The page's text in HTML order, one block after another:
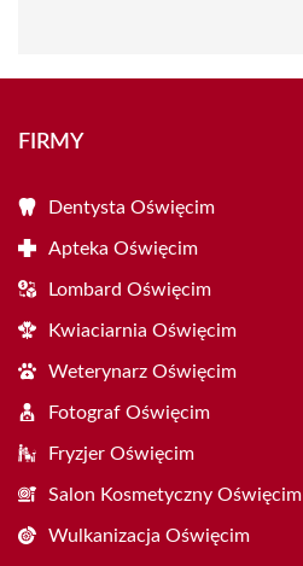
FIRMY
Dentysta Oświęcim
Apteka Oświęcim
Lombard Oświęcim
Kwiaciarnia Oświęcim
Weterynarz Oświęcim
Fotograf Oświęcim
Fryzjer Oświęcim
Salon Kosmetyczny Oświęcim
Wulkanizacja Oświęcim